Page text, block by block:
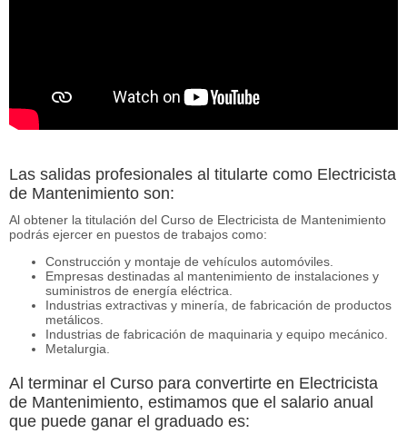
Las salidas profesionales al titularte como Electricista
de Mantenimiento son:
Al obtener la titulación del Curso de Electricista de Mantenimiento
podrás ejercer en puestos de trabajos como:
Construcción y montaje de vehículos automóviles.
Empresas destinadas al mantenimiento de instalaciones y
suministros de energía eléctrica.
Industrias extractivas y minería, de fabricación de productos
metálicos.
Industrias de fabricación de maquinaria y equipo mecánico.
Metalurgia.
Al terminar el Curso para convertirte en Electricista
de Mantenimiento, estimamos que el salario anual
que puede ganar el graduado es: